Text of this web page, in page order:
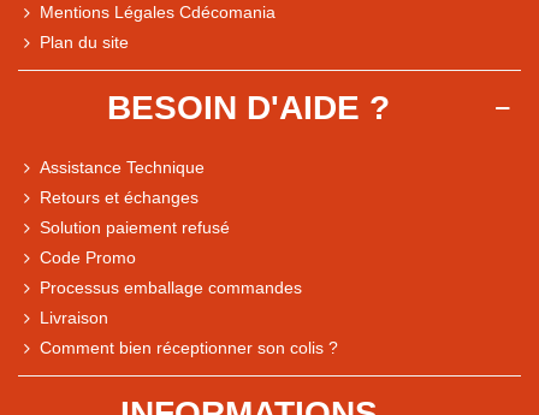
Comparaison des performances du magasin
Mentions Légales Cdécomania
Plan du site
BESOIN D'AIDE ?
Assistance Technique
Retours et échanges
Solution paiement refusé
Code Promo
Processus emballage commandes
Livraison
Comment bien réceptionner son colis ?